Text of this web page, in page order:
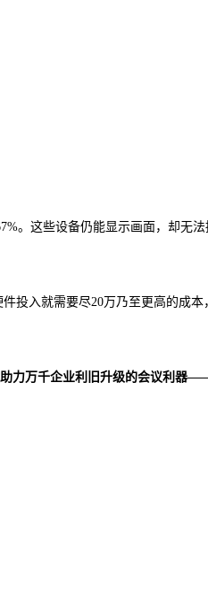
。这些设备仍能显示画面，却无
投入就需要尽20万乃至更高的成
力万千企业利旧升级的会议利器